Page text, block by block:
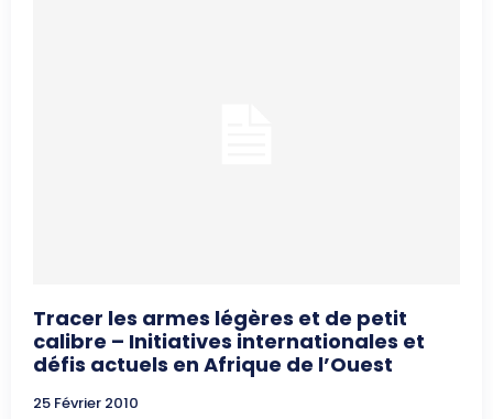
Tracer les armes légères et de petit
calibre – Initiatives internationales et
défis actuels en Afrique de l’Ouest
25 Février 2010